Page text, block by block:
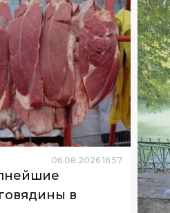
06.08.2026 16 :57
в
комитет